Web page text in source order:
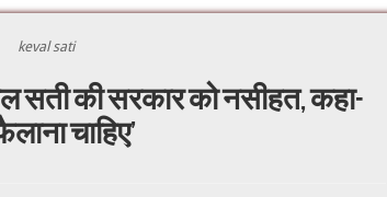
keval sati
सती की सरकार को नसीहत, कहा-
चाहिए’